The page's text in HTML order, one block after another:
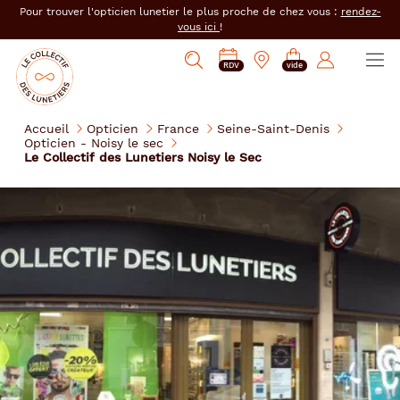
auPour trouver l'opticien lunetier le plus proche de chez vous : rendez-
vous ici !
Opticien
le
collectif
lunetiers
AfficherPRENDRE
RDV
Mon
magasin
Mes
vide
Mon
compte
connecter
Ouvrir
menu
Accueil Opticien France
Seine-Saint-Denis
Opticien - Noisy le sec
Le Collectif des Lunetiers Noisy le Sec